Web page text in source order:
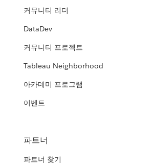
커뮤니티 리더
DataDev
커뮤니티 프로젝트
Tableau Neighborhood
아카데미 프로그램
이벤트
파트너
파트너 찾기